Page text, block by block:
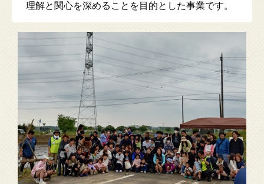
理解と関心を深めることを目的とした事業です。